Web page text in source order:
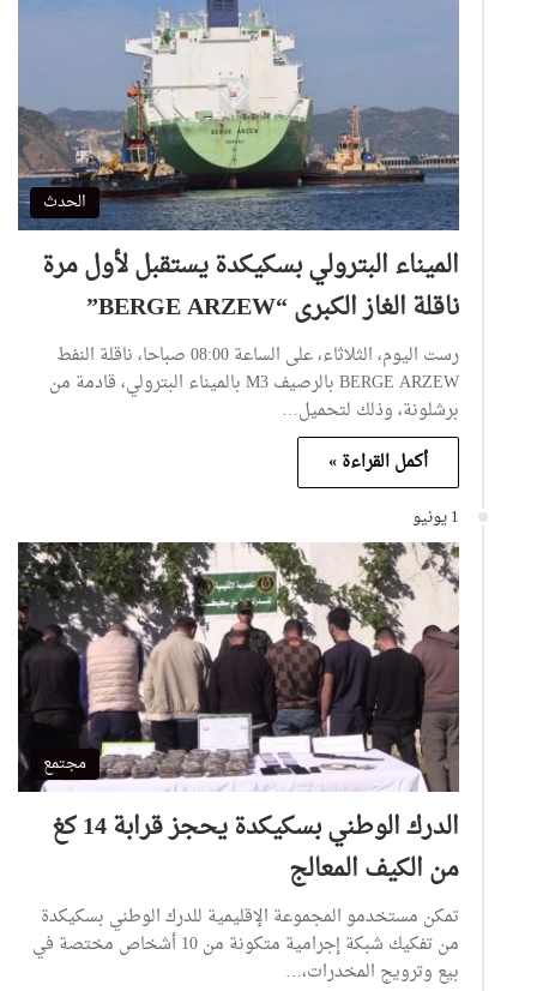
الحدث
الميناء البترولي بسكيكدة يستقبل لأول مرة
ناقلة الغاز الكبرى “BERGE ARZEW”
رست اليوم، الثلاثاء، على الساعة 08:00 صباحا، ناقلة النفط
BERGE ARZEW بالرصيف M3 بالميناء البترولي، قادمة من
برشلونة، وذلك لتحميل…
أكمل القراءة »
1 يونيو
مجتمع
الدرك الوطني بسكيكدة يحجز قرابة 14 كغ
من الكيف المعالج
تمكن مستخدمو المجموعة الإقليمية للدرك الوطني بسكيكدة
من تفكيك شبكة إجرامية متكونة من 10 أشخاص مختصة في
بيع وترويج المخدرات،…